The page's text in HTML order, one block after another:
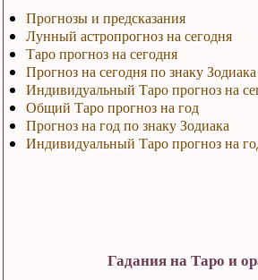
Прогнозы и предсказания
Лунный астропрогноз на сегодня
Таро прогноз на сегодня
Прогноз на сегодня по знаку Зодиака
Индивидуальный Таро прогноз на
Общий Таро прогноз на год
Прогноз на год по знаку Зодиака
Индивидуальный Таро прогноз на
Гадания на Таро и